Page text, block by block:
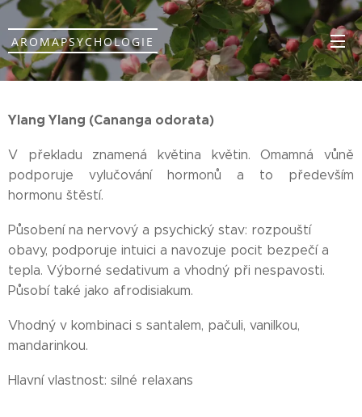
AROMAPSYCHOLOGIE
Ylang Ylang (Cananga odorata)
V překladu znamená květina květin. Omamná vůně
podporuje vylučování hormonů a to především
hormonu štěstí.
Působení na nervový a psychický stav: rozpouští
obavy, podporuje intuici a navozuje pocit bezpečí a
tepla. Výborné sedativum a vhodný při nespavosti.
Působí také jako afrodisiakum.
Vhodný v kombinaci s santalem, pačuli, vanilkou,
mandarinkou.
Hlavní vlastnost: silné relaxans